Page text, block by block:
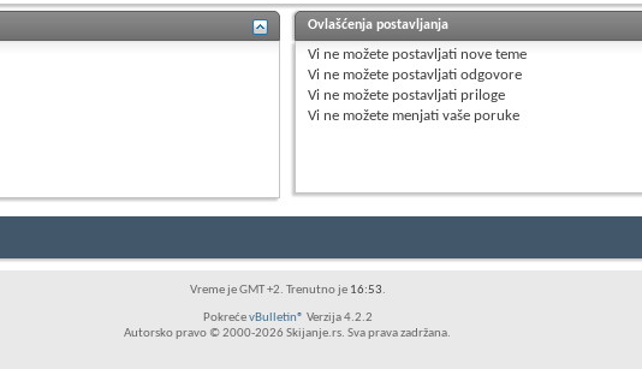
Ovlašćenja postavljanja
Vi ne možete postavljati nove teme
Vi ne možete postavljati odgovore
Vi ne možete postavljati priloge
Vi ne možete menjati vaše poruke
Vreme je GMT +2. Trenutno je 16:53.
PokrećevBulletin® Verzija 4.2.2
Autorsko pravo © 2000-2026 Skijanje.rs. Sva prava zadržana.